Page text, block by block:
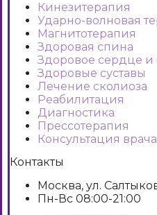
Кинезитерапия
Ударно-волновая
Магнитотерапия
Здоровая спина
Здоровое сердце и
Здоровые суставы
Лечение сколиоза
Реабилитация
Диагностика
Прессотерапия
Консультация врача
Контакты
Москва, ул.
Пн-Вс 08:00-21:00